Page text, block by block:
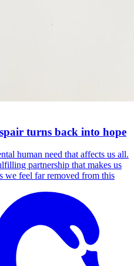
turns back into hope
human need that affects us all.
partnership that makes us
we feel far removed from this